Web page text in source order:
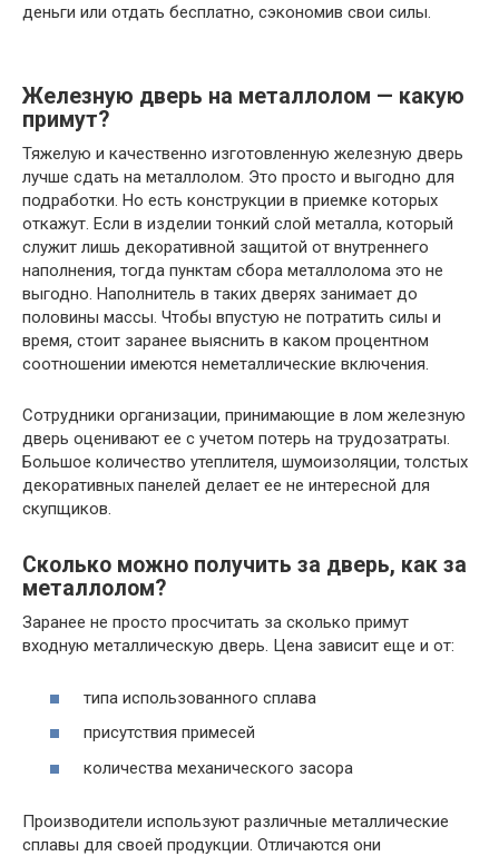
деньги или отдать бесплатно, сэкономив свои силы.
Железную дверь на металлолом — какую
примут?
Тяжелую и качественно изготовленную железную дверь
лучше сдать на металлолом. Это просто и выгодно для
подработки. Но есть конструкции в приемке которых
откажут. Если в изделии тонкий слой металла, который
служит лишь декоративной защитой от внутреннего
наполнения, тогда пунктам сбора металлолома это не
выгодно. Наполнитель в таких дверях занимает до
половины массы. Чтобы впустую не потратить силы и
время, стоит заранее выяснить в каком процентном
соотношении имеются неметаллические включения.
Сотрудники организации, принимающие в лом железную
дверь оценивают ее с учетом потерь на трудозатраты.
Большое количество утеплителя, шумоизоляции, толстых
декоративных панелей делает ее не интересной для
скупщиков.
Сколько можно получить за дверь, как за
металлолом?
Заранее не просто просчитать за сколько примут
входную металлическую дверь. Цена зависит еще и от:
типа использованного сплава
присутствия примесей
количества механического засора
Производители используют различные металлические
сплавы для своей продукции. Отличаются они